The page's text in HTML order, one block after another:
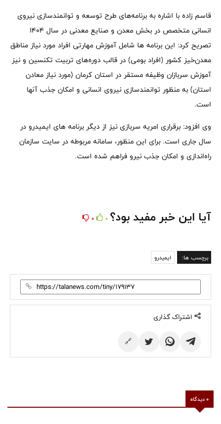
قاسم زاده با اشاره به برنامه‌های طرح توسعه و توانمندسازی نیروی
انسانی متخصص در بخش معدن و صنایع معدنی در سال ۱۴۰۴
تصریح کرد: این برنامه ها شامل آموزش مهارتی افراد مورد نیاز مناطق
معدن‌خیز کشور (افراد بومی) در قالب دوره‌های تربیت تکنسین و نیز
آموزش سربازان وظیفه مستقر در استان کرمان (مورد نیاز معادن
استان) به منظور توانمندسازی نیروی انسانی و امکان جذب آنها
است.
وی افزود: برقراری امریه سربازی نیز از دیگر برنامه های ایمیدرو در
سال جاری است. برای این منظور، سامانه مربوطه در سایت سازمان
راه‌اندازی و امکان جذب نیرو فراهم شده است.
آیا این خبر مفید بود؟ 0
0
برچسب ها: ایمیدرو
اشتراک گذاری
🔗
0 دیدگاه